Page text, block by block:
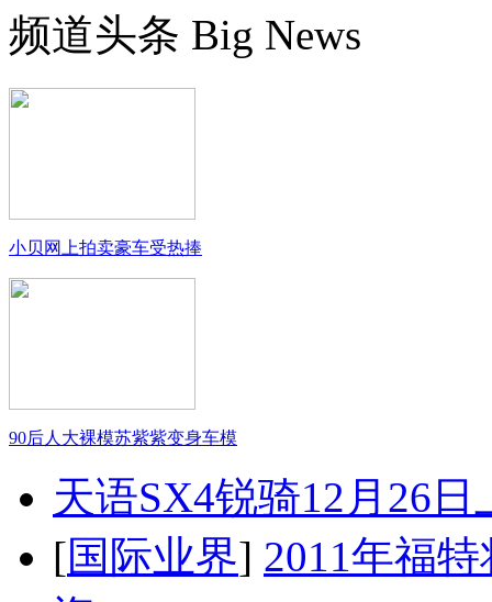
频道头条 Big News
小贝网上拍卖豪车受热捧
90后人大裸模苏紫紫变身车模
天语SX4锐骑12月26
[国际业界] 2011年福